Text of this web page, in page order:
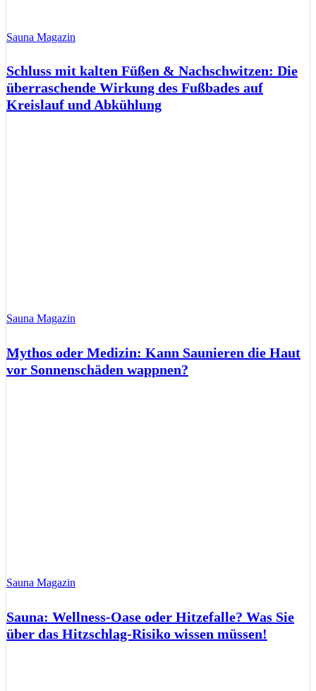
Sauna Magazin
Schluss mit kalten Füßen & Nachschwitzen: Die
überraschende Wirkung des Fußbades auf
Kreislauf und Abkühlung
Sauna Magazin
Mythos oder Medizin: Kann Saunieren die Haut
vor Sonnenschäden wappnen?
Sauna Magazin
Sauna: Wellness-Oase oder Hitzefalle? Was Sie
über das Hitzschlag-Risiko wissen müssen!